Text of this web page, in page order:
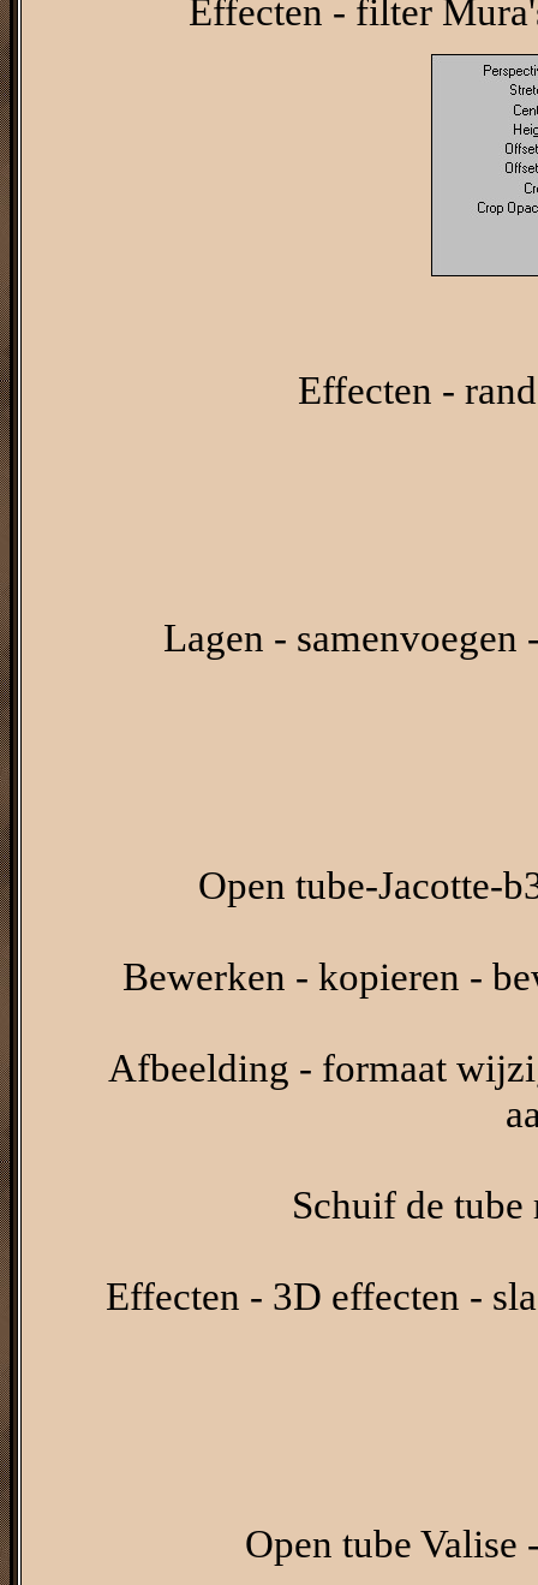
Effecten - filter
Effecten -
Lagen - samenvoegen
Open tube-Jacotte-
Bewerken - kopieren -
Afbeelding - formaat
Schuif de
Effecten - 3D effecten -
Open tube